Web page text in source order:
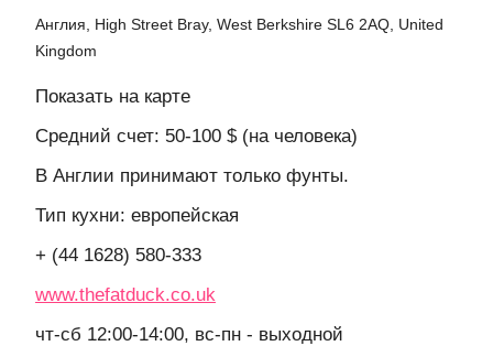
Англия, High Street Bray, West Berkshire SL6 2AQ, United
Kingdom
Показать на карте
Средний счет: 50-100 $ (на человека)
В Англии принимают только фунты.
Тип кухни: европейская
+ (44 1628) 580-333
www.thefatduck.co.uk
чт-сб 12:00-14:00, вс-пн - выходной